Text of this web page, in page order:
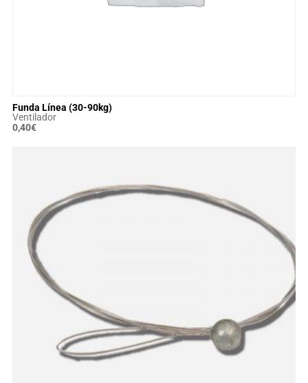
Funda Línea (30-90kg)
Ventilador
0,40€